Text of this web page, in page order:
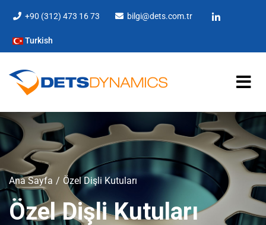
+90 (312) 473 16 73 bilgi@dets.com.tr
Turkish
Ana Sayfa Özel Dişli Kutuları
Özel Dişli Kutuları